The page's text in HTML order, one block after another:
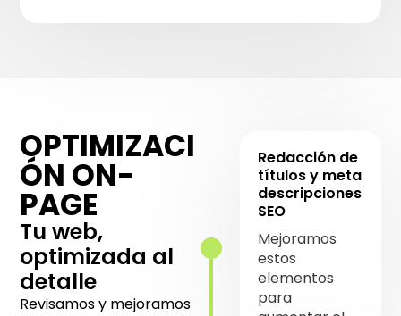
OPTIMIZACI
ÓN ON-
PAGE
Tu web,
optimizada al
detalle
Revisamos y mejoramos
Redacción de
títulos y meta
descripciones
SEO
Mejoramos
estos
elementos
para